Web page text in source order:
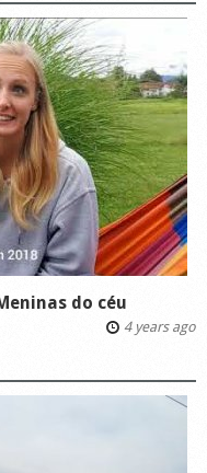
do céu
4 years ago